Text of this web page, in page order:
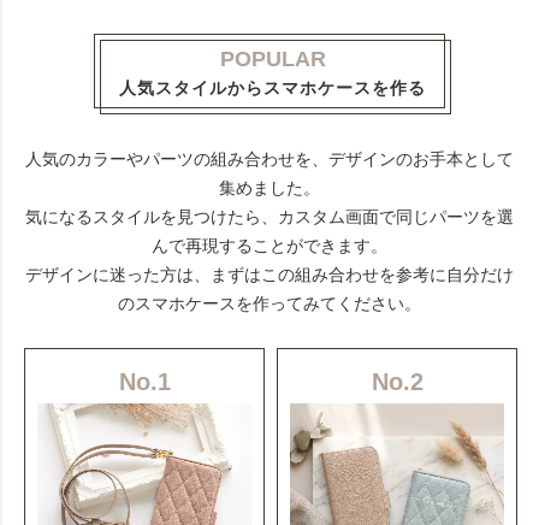
POPULAR
人気スタイルからスマホケースを作る
人気のカラーやパーツの組み合わせを、デザインのお手本として
集めました。
気になるスタイルを見つけたら、カスタム画面で同じパーツを選
んで再現することができます。
デザインに迷った方は、まずはこの組み合わせを参考に自分だけ
のスマホケースを作ってみてください。
No.1 No.2